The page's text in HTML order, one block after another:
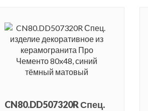
CN80.DD507320R Спец.